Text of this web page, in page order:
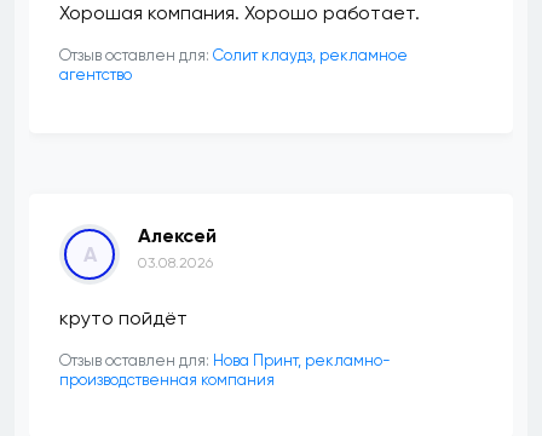
Хорошая компания. Хорошо работает.
Отзыв оставлен для: Солит клаудз, рекламное
агентство
А
Алексей
03.08.2026
круто пойдёт
Отзыв оставлен для: Нова Принт, рекламно-
производственная компания